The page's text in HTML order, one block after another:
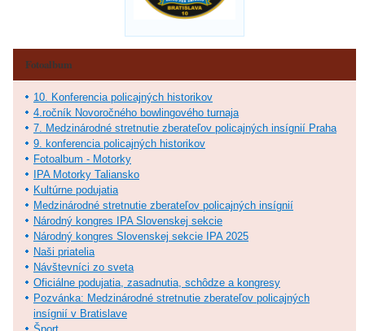
Fotoalbum
10. Konferencia policajných historikov
4.ročník Novoročného bowlingového turnaja
7. Medzinárodné stretnutie zberateľov policajných insígnií Praha
9. konferencia policajných historikov
Fotoalbum - Motorky
IPA Motorky Taliansko
Kultúrne podujatia
Medzinárodné stretnutie zberateľov policajných insígnií
Národný kongres IPA Slovenskej sekcie
Národný kongres Slovenskej sekcie IPA 2025
Naši priatelia
Návštevníci zo sveta
Oficiálne podujatia, zasadnutia, schôdze a kongresy
Pozvánka: Medzinárodné stretnutie zberateľov policajných
insígnií v Bratislave